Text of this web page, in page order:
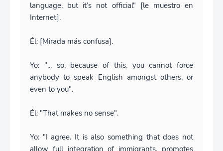
language, but it’s not official" [le muestro en
Internet].
Él: [Mirada más confusa].
Yo: "... so, because of this, you cannot force
anybody to speak English amongst others, or
even to you".
Él: "That makes no sense".
Yo: "I agree. It is also something that does not
allow full integration of immigrants, promotes